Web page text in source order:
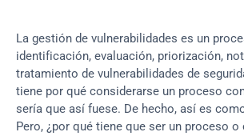
La gestión de vulnerabilidades es un
identificación, evaluación, priorización,
tratamiento de vulnerabilidades de
tiene por qué considerarse un proceso
sería que así fuese. De hecho, así es
Pero, ¿por qué tiene que ser un proceso o